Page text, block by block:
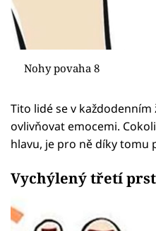
Nohy povaha 8
Tito lidé se v
ovlivňovat emocemi.
hlavu, je pro ně díky tomu
Vychýlený třetí prst